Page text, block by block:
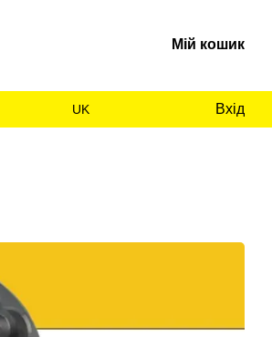
Мій кошик
UK Вхід